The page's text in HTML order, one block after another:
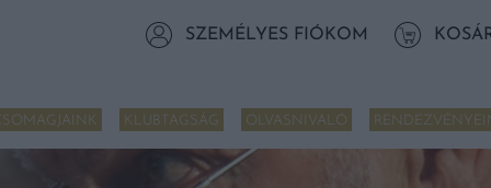
SZEMÉLYES FIÓKOM
KLUBTAGSÁG OLVASNIVALÓ